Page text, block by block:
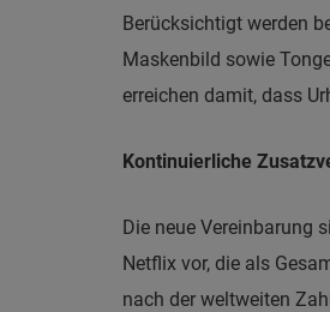
Berücksichtigt werden
Maskenbild sowie
erreichen damit, dass
Kontinuierliche
Die neue Vereinbarung
Netflix vor, die als
nach der weltweiten